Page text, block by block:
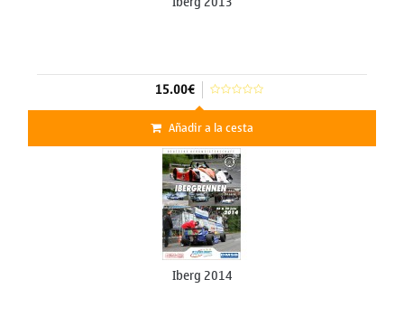
15.00€
Añadir a la cesta
Iberg 2014